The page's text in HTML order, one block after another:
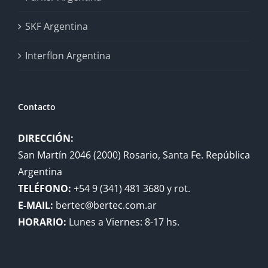
SKF Argentina
Interflon Argentina
Contacto
DIRECCIÓN:
San Martín 2046 (2000) Rosario, Santa Fe. República
Argentina
TELÉFONO: +54 9 (341) 481 3680 y rot.
E-MAIL: bertec@bertec.com.ar
HORARIO: Lunes a Viernes: 8-17 hs.